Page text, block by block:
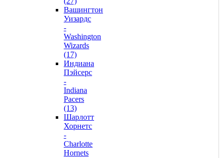
Вашингтон
Уизардс
-
Washington
Wizards
(17)
Индиана
Пэйсерс
-
Indiana
Pacers
(13)
Шарлотт
Хорнетс
-
Charlotte
Hornets